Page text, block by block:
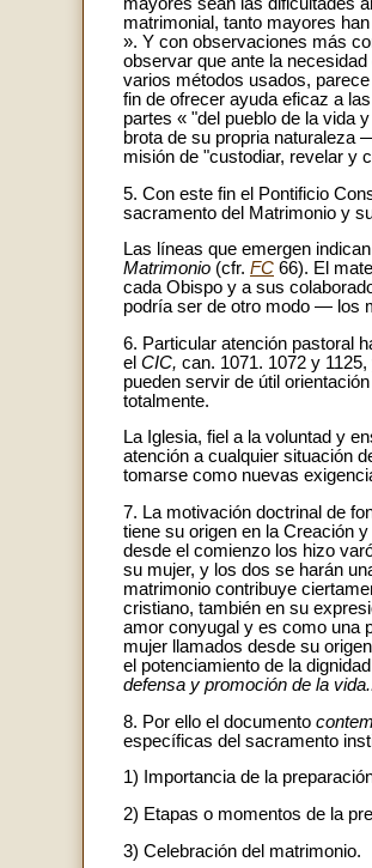
matrimonial, tanto mayores
». Y con observaciones más
observar que ante la
varios métodos usados,
fin de ofrecer ayuda eficaz a
partes « "del pueblo de la vida
brota de su propria naturaleza
misión de "custodiar, revelar y
5. Con este fin el Pontificio
sacramento del Matrimonio y
Las líneas que emergen
Matrimonio (cfr. FC 66). El
cada Obispo y a sus
podría ser de otro modo — los
6. Particular atención pastoral
el CIC, can. 1071. 1072 y 1125,
pueden servir de útil
totalmente.
La Iglesia, fiel a la voluntad y
atención a cualquier situación
tomarse como nuevas
7. La motivación doctrinal de
tiene su origen en la Creación
desde el comienzo los hizo
su mujer, y los dos se harán
matrimonio contribuye
cristiano, también en su
amor conyugal y es como una
mujer llamados desde su
el potenciamiento de la
defensa y promoción de la
8. Por ello el documento
específicas del sacramento
1) Importancia de la
2) Etapas o momentos de la
3) Celebración del matrimonio.